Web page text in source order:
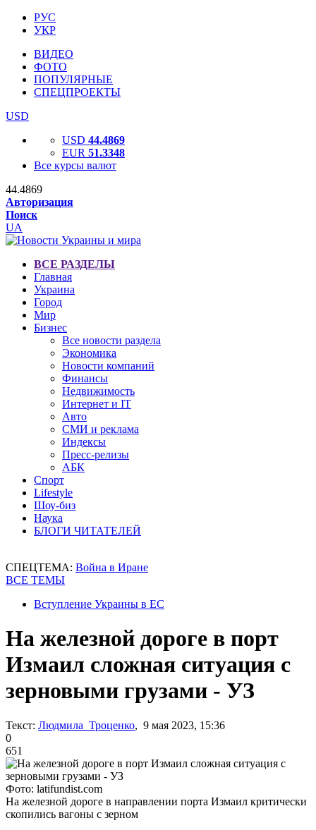
РУС
УКР
ВИДЕО
ФОТО
ПОПУЛЯРНЫЕ
СПЕЦПРОЕКТЫ
USD
USD 44.4869
EUR 51.3348
Все курсы валют
44.4869
Авторизация
Поиск
UA
ВСЕ РАЗДЕЛЫ
Главная
Украина
Город
Мир
Бизнес
Все новости раздела
Экономика
Новости компаний
Финансы
Недвижимость
Интернет и IT
Авто
СМИ и реклама
Индексы
Пресс-релизы
АБК
Спорт
Lifestyle
Шоу-биз
Наука
БЛОГИ ЧИТАТЕЛЕЙ
СПЕЦТЕМА: Война в Иране
ВСЕ ТЕМЫ
Вступление Украины в ЕС
На железной дороге в порт
Измаил сложная ситуация с
зерновыми грузами - УЗ
Текст: Людмила Троценко, 9 мая 2023, 15:36
0
651
Фото: latifundist.com
На железной дороге в направлении порта Измаил критически
скопились вагоны с зерном